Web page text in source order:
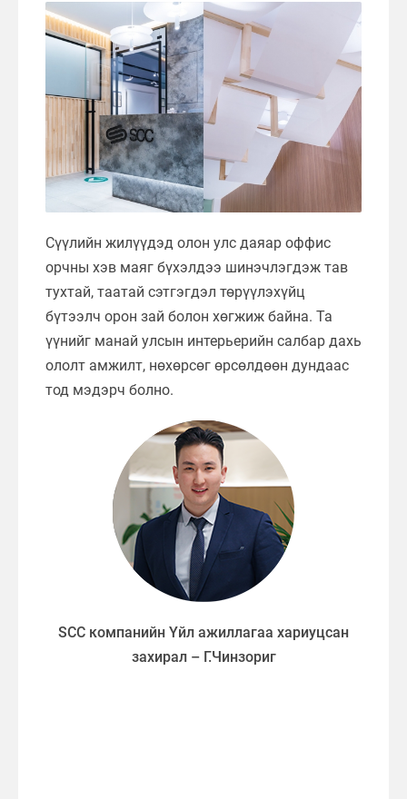
Сүүлийн жилүүдэд олон улс даяар оффис
орчны хэв маяг бүхэлдээ шинэчлэгдэж тав
тухтай, таатай сэтгэгдэл төрүүлэхүйц
бүтээлч орон зай болон хөгжиж байна. Та
үүнийг манай улсын интерьерийн салбар дахь
ололт амжилт, нөхөрсөг өрсөлдөөн дундаас
тод мэдэрч болно.
SCC компанийн Үйл ажиллагаа хариуцсан
захирал – Г.Чинзориг